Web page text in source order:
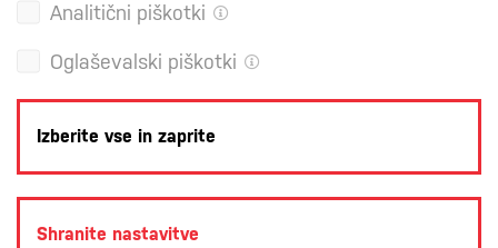
Analitični piškotki
Oglaševalski piškotki
Izberite vse in zaprite
Shranite nastavitve